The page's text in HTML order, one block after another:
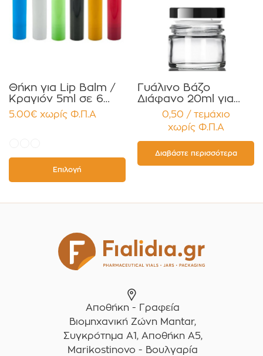
Θήκη για Lip Balm /
Κραγιόν 5ml σε 6
χρώματα Πακέτο
10τεμ.
5.00€ χωρίς Φ.Π.Α
Επιλογή
Γυάλινο Βάζο
Διάφανο 20ml για
Κρέμες και
Κηραλοιφές με
Μαύρο Γυαλιστερό
Καπάκι Παρέμβυσμα
Συσκευασία 12
τεμαχίων
0,50 / τεμάχιο
χωρίς Φ.Π.Α
Διαβάστε περισσότερα
Αποθήκη - Γραφεία
Βιομηχανική Ζώνη Mantar,
Συγκρότημα A1, Αποθήκη Α5,
Marikostinovo - Βουλγαρία